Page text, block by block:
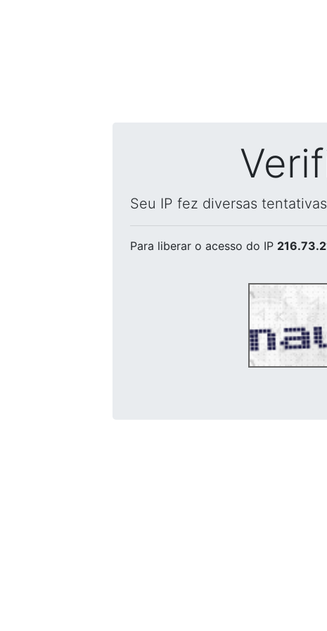
Seu IP fez diversas
Para liberar o acesso do IP